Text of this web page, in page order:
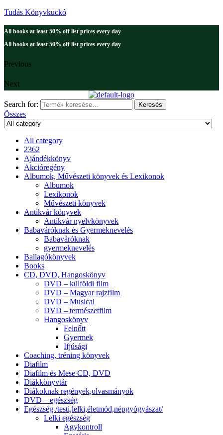
Tudás Könyvkuckó
All books at least 50% off list prices every day
All books at least 50% off list prices every day
Previous
Next
Search for: Keresés
Összes
All category
2362
Ajándékkönyv
Akcióregény
Albumok, Művészeti könyvek és Lexikonok
Albumok
Lexikonok
Művészeti könyvek
Antikvár könyvek
Antikvár nyelvkönyvek
Babaváróknak és Gyermeknevelés
Babaváróknak
gyermeknevelés
Ballagókönyvek
Books
CD, DVD, Hangoskönyv
DVD – külföldi film
DVD – Magyar rajzfilm
DVD – Musical
DVD – természetfilm
Hangoskönyv
Felnőtt
Gyermek
Ifjúsági
Coaching, tréning könyvek
Diafilm
Diafilm és Mese CD, DVD
Diákkönyvtár
Diákoknak regények,olvasmányok
DVD – egészség
Egészség /testi,lelki,életmód,népgyógyászat/
Lelki egészség
Agykontroll